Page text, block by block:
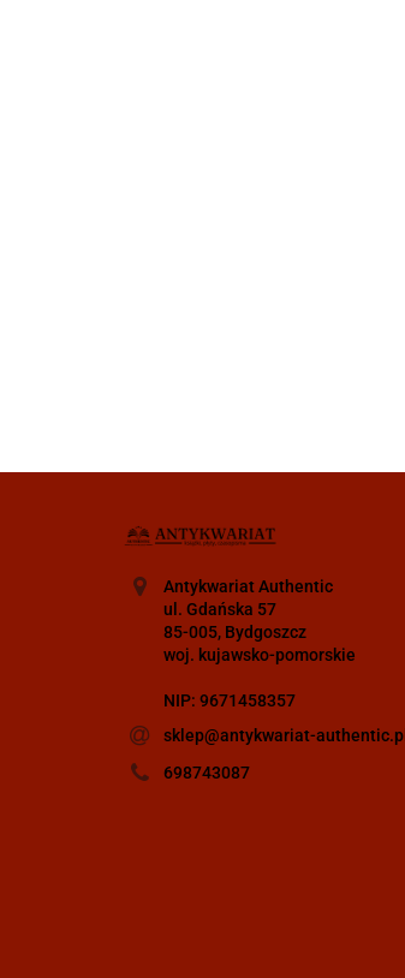
Antykwariat Authentic
ul. Gdańska 57
85-005, Bydgoszcz
woj. kujawsko-pomorskie
NIP: 9671458357
sklep@antykwariat-authentic.pl
698743087